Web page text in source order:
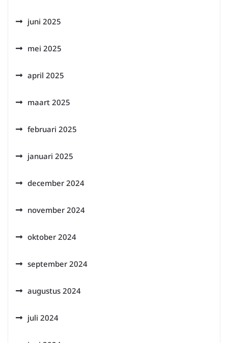
juni 2025
mei 2025
april 2025
maart 2025
februari 2025
januari 2025
december 2024
november 2024
oktober 2024
september 2024
augustus 2024
juli 2024